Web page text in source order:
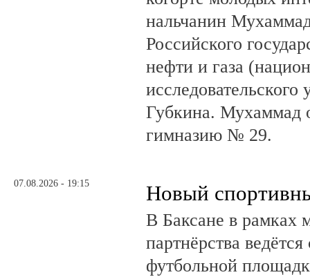
нальчанин
Российского
нефти и газа
Губкина. Мухаммад
гимназию № 29.
07.08.2026 - 19:15 Новый
В Баксане в рамках
партнёрства
футбольной